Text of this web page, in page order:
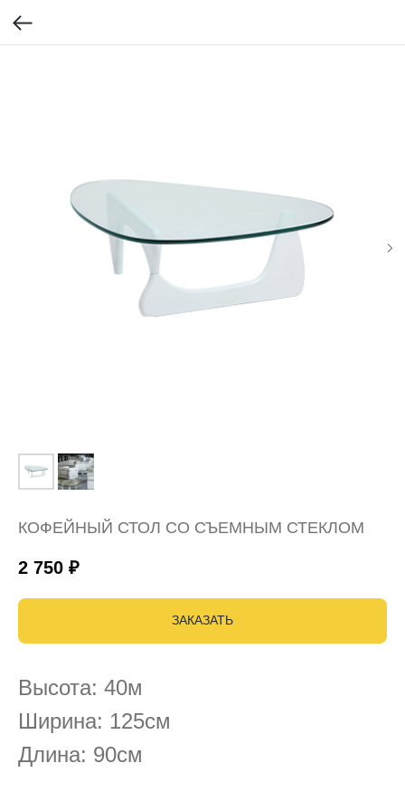
КОФЕЙНЫЙ СТОЛ СО СЪЕМНЫМ СТЕКЛОМ
2 750 ₽
ЗАКАЗАТЬ
Высота: 40м
Ширина: 125см
Длина: 90см